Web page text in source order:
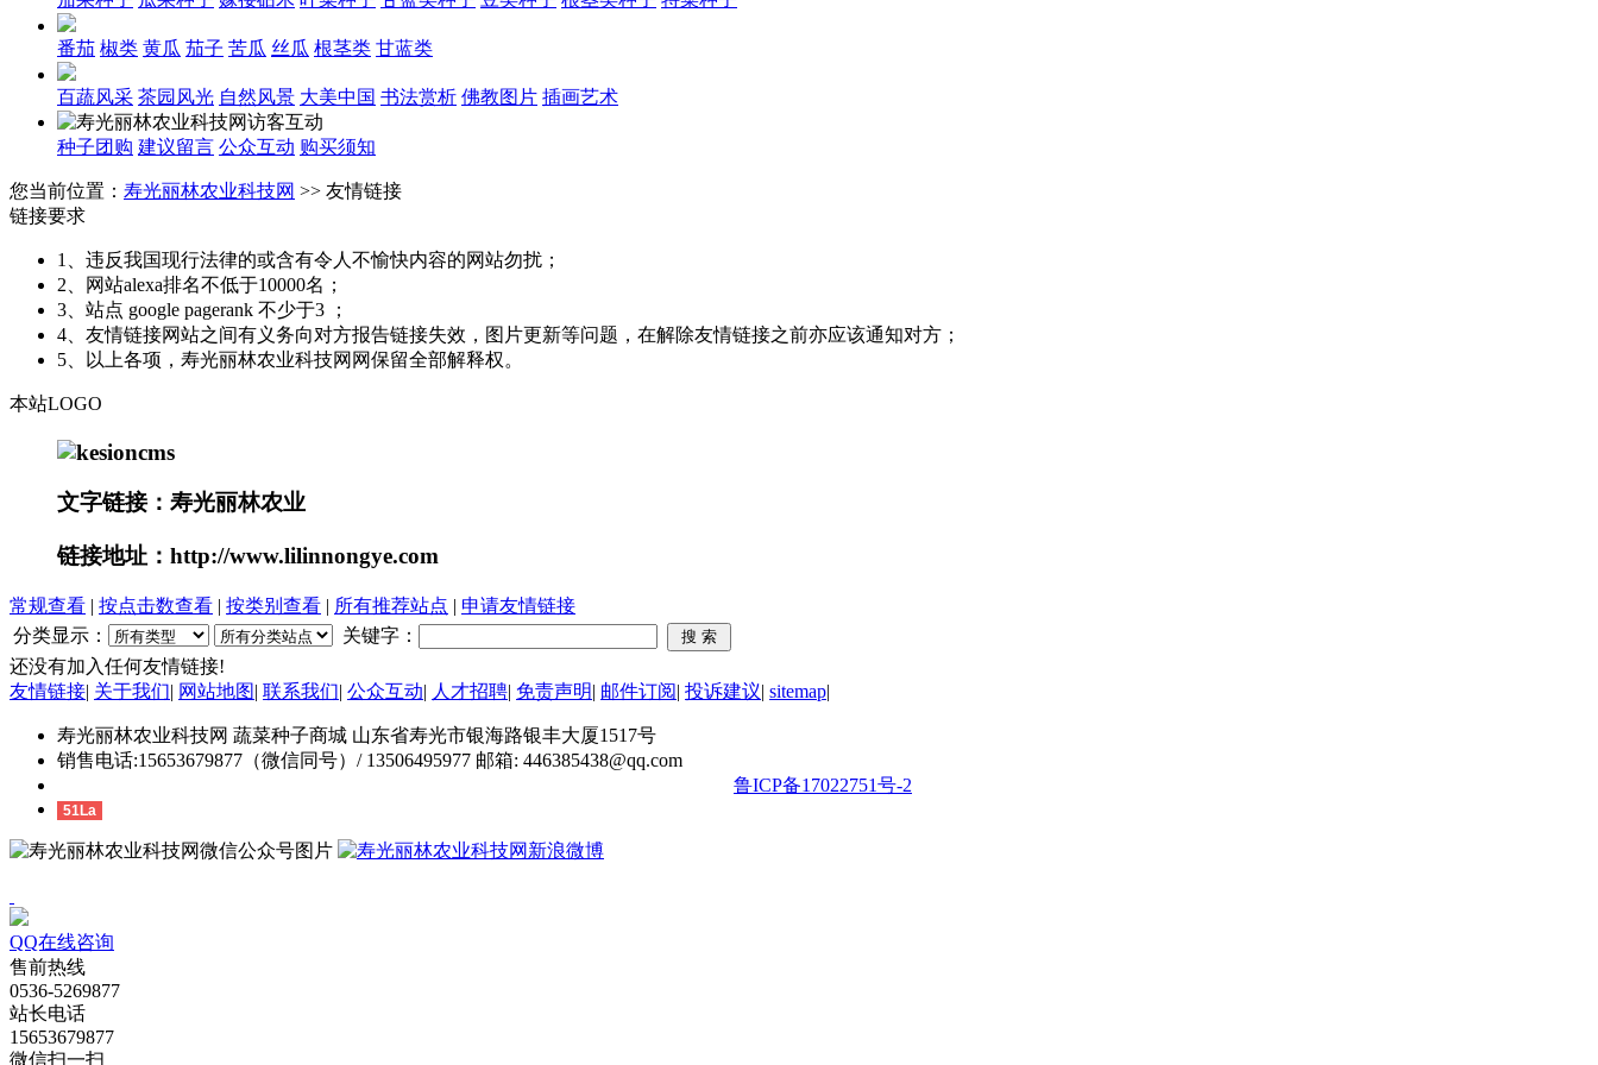
番茄 椒类 黄瓜 茄子 苦瓜 丝瓜 根茎类 甘蓝类
百蔬风采 茶园风光 自然风景 大美中国 书法赏析 佛教图片 插画艺术
种子团购 建议留言 公众互动 购买须知
您当前位置： 寿光丽林农业科技网 >> 友情链接
链接要求
1、违反我国现行法律的或含有令人不愉快内容的网站勿扰；
2、网站alexa排名不低于10000名；
3、站点 google pagerank 不少于3 ；
4、友情链接网站之间有义务向对方报告链接失效，图片更新等问题，在解除友情链接之前亦应该通知对方；
5、以上各项，寿光丽林农业科技网网保留全部解释权。
本站LOGO
文字链接：寿光丽林农业
链接地址：http://www.lilinnongye.com
常规查看 | 按点击数查看 | 按类别查看 | 所有推荐站点 | 申请友情链接
分类显示：
关键字：
还没有加入任何友情链接!
友情链接| 关于我们| 网站地图| 联系我们| 公众互动| 人才招聘| 免责声明| 邮件订阅| 投诉建议| sitemap|
寿光丽林农业科技网 蔬菜种子商城 山东省寿光市银海路银丰大厦1517号
销售电话:15653679877（微信同号）/ 13506495977 邮箱: 446385438@qq.com
鲁ICP备17022751号-2
51La
QQ在线咨询
售前热线
0536-5269877
站长电话
15653679877
微信扫一扫